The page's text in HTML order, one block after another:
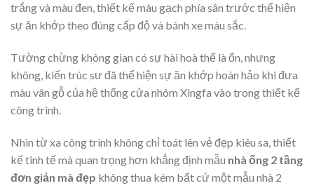
trắng và màu đen, thiết kế màu gạch phía sân trước thể hiện
sự ăn khớp theo đúng cấp độ và bánh xe màu sắc.
Tường chừng không gian có sự hài hoà thế là ổn, nhưng
không, kiến trúc sư đã thể hiện sự ăn khớp hoàn hảo khi đưa
màu vân gỗ của hệ thống cửa nhôm Xingfa vào trong thiết kế
công trình.
Nhìn từ xa công trình không chỉ toát lên vẻ đẹp kiêu sa, thiết
kế tinh tế mà quan trọng hơn khẳng định mẫu nhà ống 2 tầng
đơn giản mà đẹp không thua kém bất cứ một mẫu nhà 2